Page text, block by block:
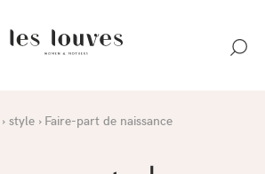
style Faire-part de naissance